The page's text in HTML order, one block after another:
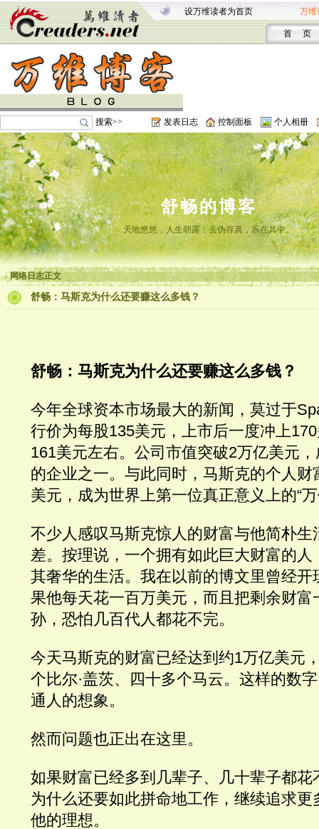
设万维读者为首页 万维
首 页
搜索>> 发表日志 控制面板 个人相册
舒畅的博客
天地悠悠，人生朝露；去伪存真，乐在其中。
网络日志正文
舒畅：马斯克为什么还要赚这么多钱？
舒畅：马斯克为什么还要赚这么多钱？
今年全球资本市场最大的新闻，莫过于
行价为每股135美元，上市后一度冲上
161美元左右。公司市值突破2万亿美元
的企业之一。与此同时，马斯克的个人财
美元，成为世界上第一位真正意义上的“
不少人感叹马斯克惊人的财富与他简朴生
差。按理说，一个拥有如此巨大财富的人
其奢华的生活。我在以前的博文里曾经开
果他每天花一百万美元，而且把剩余财富
孙，恐怕几百代人都花不完。
今天马斯克的财富已经达到约1万亿美元
个比尔·盖茨、四十多个马云。这样的数
通人的想象。
然而问题也正出在这里。
如果财富已经多到几辈子、几十辈子都花
为什么还要如此拼命地工作，继续追求更
他的理想。